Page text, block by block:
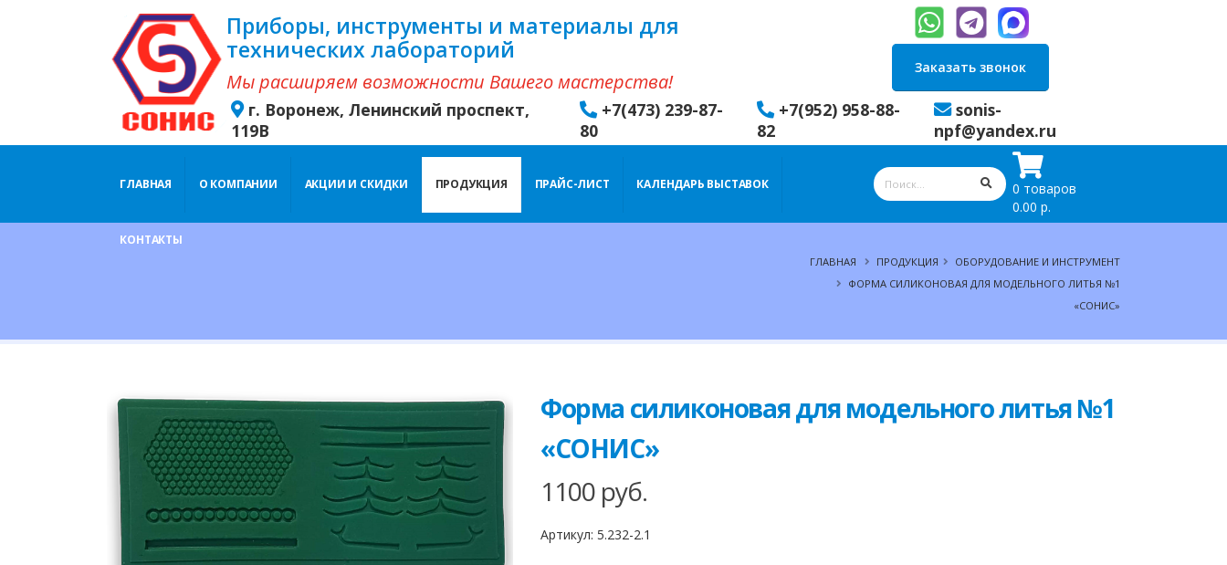
Приборы, инструменты и материалы для
технических лабораторий
Мы расширяем возможности Вашего мастерства!
Заказать звонок
г. Воронеж, Ленинский проспект,
119В
+7(473) 239-87-
80
+7(952) 958-88-
82
sonis-
npf@yandex.ru
ГЛАВНАЯ О КОМПАНИИ АКЦИИ И СКИДКИ ПРОДУКЦИЯ ПРАЙС-ЛИСТ КАЛЕНДАРЬ ВЫСТАВОК
КОНТАКТЫ
0 товаров
0.00 р.
ГЛАВНАЯ ПРОДУКЦИЯ
ОБОРУДОВАНИЕ И ИНСТРУМЕНТ
ФОРМА СИЛИКОНОВАЯ ДЛЯ МОДЕЛЬНОГО ЛИТЬЯ №1
«СОНИС»
Форма силиконовая для модельного литья №1
«СОНИС»
1100 руб.
Артикул: 5.232-2.1